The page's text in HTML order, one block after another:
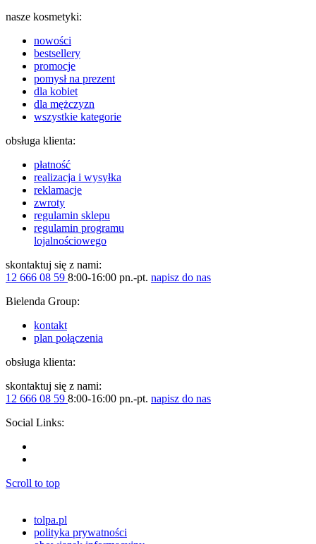
nasze kosmetyki:
nowości
bestsellery
promocje
pomysł na prezent
dla kobiet
dla mężczyzn
wszystkie kategorie
obsługa klienta:
płatność
realizacja i wysyłka
reklamacje
zwroty
regulamin sklepu
regulamin programu
lojalnościowego
skontaktuj się z nami:
12 666 08 59 8:00-16:00 pn.-pt. napisz do nas
Bielenda Group:
kontakt
plan połączenia
obsługa klienta:
skontaktuj się z nami:
12 666 08 59 8:00-16:00 pn.-pt. napisz do nas
Social Links:
Scroll to top
tolpa.pl
polityka prywatności